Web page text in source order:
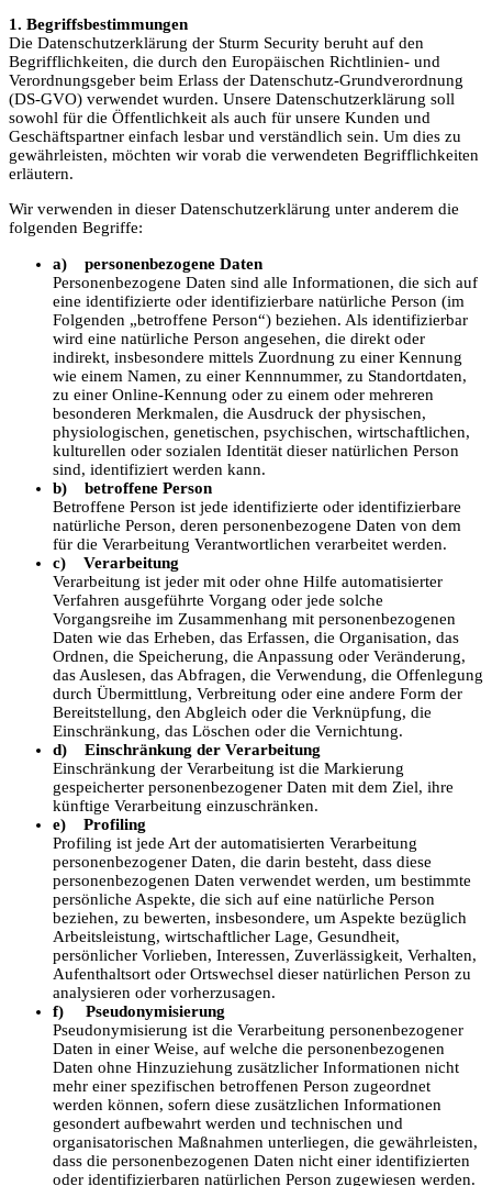
1. Begriffsbestimmungen
Die Datenschutzerklärung der Sturm Security beruht auf den
Begrifflichkeiten, die durch den Europäischen Richtlinien- und
Verordnungsgeber beim Erlass der Datenschutz-Grundverordnung
(DS-GVO) verwendet wurden. Unsere Datenschutzerklärung soll
sowohl für die Öffentlichkeit als auch für unsere Kunden und
Geschäftspartner einfach lesbar und verständlich sein. Um dies zu
gewährleisten, möchten wir vorab die verwendeten Begrifflichkeiten
erläutern.
Wir verwenden in dieser Datenschutzerklärung unter anderem die
folgenden Begriffe:
a) personenbezogene Daten
Personenbezogene Daten sind alle Informationen, die sich auf
eine identifizierte oder identifizierbare natürliche Person (im
Folgenden „betroffene Person“) beziehen. Als identifizierbar
wird eine natürliche Person angesehen, die direkt oder
indirekt, insbesondere mittels Zuordnung zu einer Kennung
wie einem Namen, zu einer Kennnummer, zu Standortdaten,
zu einer Online-Kennung oder zu einem oder mehreren
besonderen Merkmalen, die Ausdruck der physischen,
physiologischen, genetischen, psychischen, wirtschaftlichen,
kulturellen oder sozialen Identität dieser natürlichen Person
sind, identifiziert werden kann.
b) betroffene Person
Betroffene Person ist jede identifizierte oder identifizierbare
natürliche Person, deren personenbezogene Daten von dem
für die Verarbeitung Verantwortlichen verarbeitet werden.
c) Verarbeitung
Verarbeitung ist jeder mit oder ohne Hilfe automatisierter
Verfahren ausgeführte Vorgang oder jede solche
Vorgangsreihe im Zusammenhang mit personenbezogenen
Daten wie das Erheben, das Erfassen, die Organisation, das
Ordnen, die Speicherung, die Anpassung oder Veränderung,
das Auslesen, das Abfragen, die Verwendung, die Offenlegung
durch Übermittlung, Verbreitung oder eine andere Form der
Bereitstellung, den Abgleich oder die Verknüpfung, die
Einschränkung, das Löschen oder die Vernichtung.
d) Einschränkung der Verarbeitung
Einschränkung der Verarbeitung ist die Markierung
gespeicherter personenbezogener Daten mit dem Ziel, ihre
künftige Verarbeitung einzuschränken.
e) Profiling
Profiling ist jede Art der automatisierten Verarbeitung
personenbezogener Daten, die darin besteht, dass diese
personenbezogenen Daten verwendet werden, um bestimmte
persönliche Aspekte, die sich auf eine natürliche Person
beziehen, zu bewerten, insbesondere, um Aspekte bezüglich
Arbeitsleistung, wirtschaftlicher Lage, Gesundheit,
persönlicher Vorlieben, Interessen, Zuverlässigkeit, Verhalten,
Aufenthaltsort oder Ortswechsel dieser natürlichen Person zu
analysieren oder vorherzusagen.
f) Pseudonymisierung
Pseudonymisierung ist die Verarbeitung personenbezogener
Daten in einer Weise, auf welche die personenbezogenen
Daten ohne Hinzuziehung zusätzlicher Informationen nicht
mehr einer spezifischen betroffenen Person zugeordnet
werden können, sofern diese zusätzlichen Informationen
gesondert aufbewahrt werden und technischen und
organisatorischen Maßnahmen unterliegen, die gewährleisten,
dass die personenbezogenen Daten nicht einer identifizierten
oder identifizierbaren natürlichen Person zugewiesen werden.